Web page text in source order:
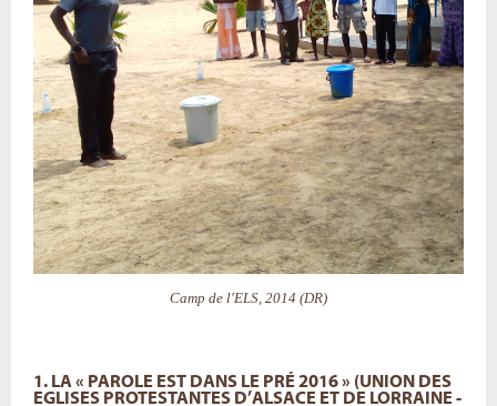
Camp de l'ELS, 2014 (DR)
1. LA « PAROLE EST DANS LE PRÉ 2016 » (UNION DES
EGLISES PROTESTANTES D’ALSACE ET DE LORRAINE -